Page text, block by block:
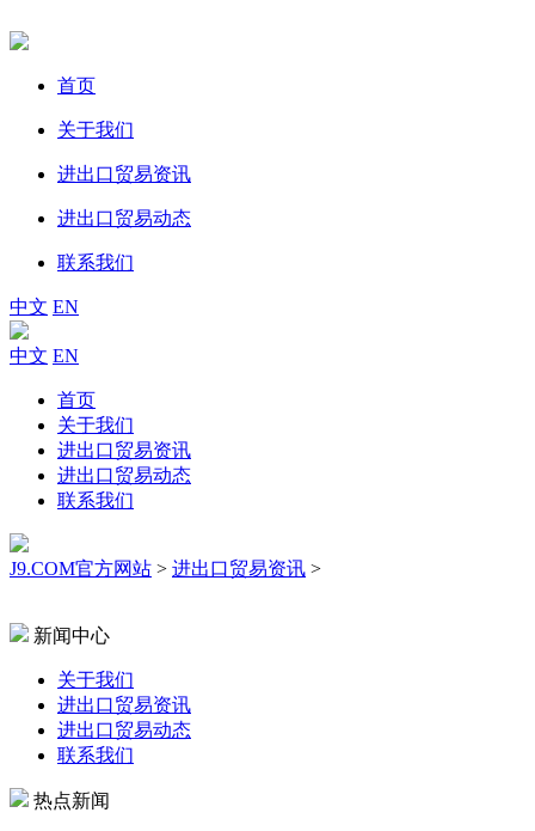
首页
关于我们
进出口贸易资讯
进出口贸易动态
联系我们
中文 EN
中文 EN
首页
关于我们
进出口贸易资讯
进出口贸易动态
联系我们
J9.COM官方网站 > 进出口贸易资讯 >
新闻中心
关于我们
进出口贸易资讯
进出口贸易动态
联系我们
热点新闻